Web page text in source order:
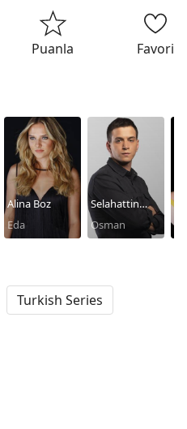
Puanla Favori
Alina Boz
Eda
Selahattin
Paşalı
Osman
Turkish Series